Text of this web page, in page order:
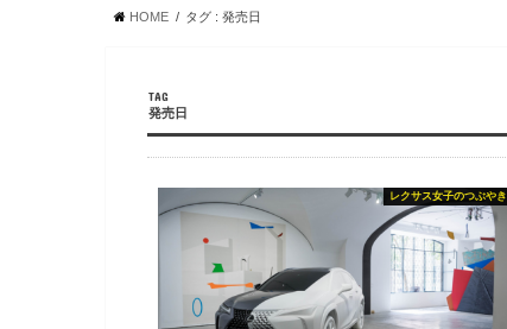
HOME タグ : 発売日
TAG
発売日
レクサス女子のつぶやき